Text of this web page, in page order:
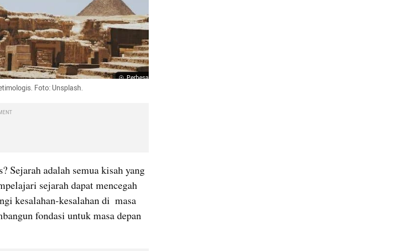
Perbesar
Foto: Unsplash.
Sejarah adalah semua kisah yang
sejarah dapat mencegah
kesalahan-kesalahan di  masa
fondasi untuk masa depan